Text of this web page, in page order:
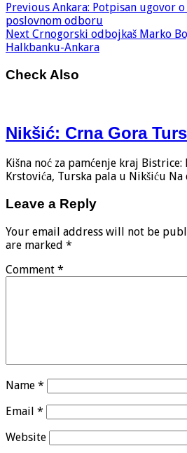
Previous Ankara: Potpisan ugovor
poslovnom odboru
Next Crnogorski odbojkaš Marko
Halkbanku-Ankara
Check Also
Nikšić: Crna Gora
Kišna noć za pamćenje kraj
Krstovića, Turska pala u Nikšiću
Leave a Reply
Your email address will not be
are marked *
Comment *
Name *
Email *
Website